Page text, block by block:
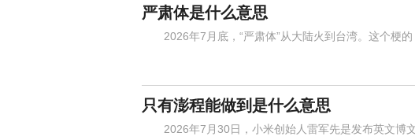
严肃体是什么意思
2026年7月底，“严肃体”从大陆火到台湾。这个梗的
只有澎程能做到是什么意思
2026年7月30日，小米创始人雷军先是发布英文博